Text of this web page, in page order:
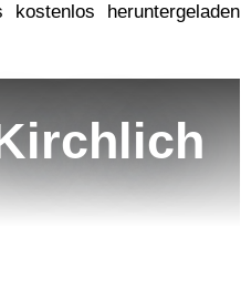
heruntergeladen